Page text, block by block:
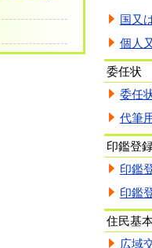
国又
個人
委任状
委任
代筆
印鑑登
印鑑
印鑑
住民基
広域